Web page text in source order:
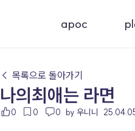
apoc
← 목록으로 돌아가기
나의최애는 라면
0 0 0 by 우니니